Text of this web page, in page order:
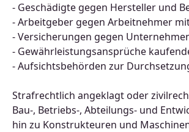
- Geschädigte gegen Hersteller und
- Arbeitgeber gegen Arbeitnehmer
- Versicherungen gegen
- Gewährleistungsansprüche
- Aufsichtsbehörden zur
Strafrechtlich angeklagt oder
Bau-, Betriebs-, Abteilungs- und
hin zu Konstrukteuren und